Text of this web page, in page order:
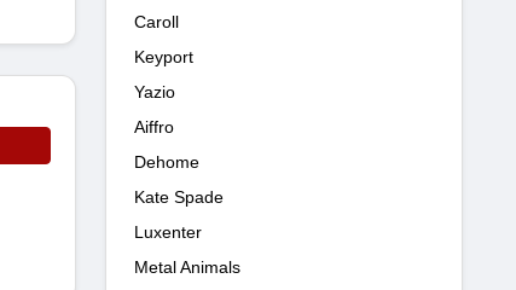
Caroll
Keyport
Yazio
Aiffro
Dehome
Kate Spade
Luxenter
Metal Animals